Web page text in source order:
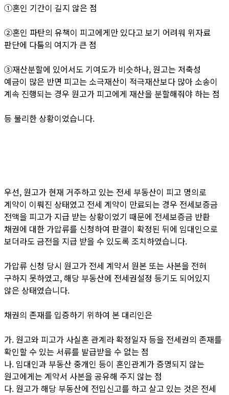
①혼인 기간이 길지 않은 점
②혼인 파탄의 유책이 피고에게만 있다고 보기 어려워 위자료
판단에 다툼의 여지가 큰 점
③재산분할에 있어서도 기여도가 비슷하나, 원고는 저축성
예금이 많은 반면 피고는 소극재산이 적극재산보다 많아 소송이
계속 진행되는 경우 원고가 피고에게 재산을 분할해줘야 하는 점
등 불리한 상황이었습니다.
우선, 원고가 현재 거주하고 있는 전세 부동산이 피고 명의로
계약이 이뤄진 상태였고 전세 계약이 만료되는 경우 전세보증금
전액을 피고가 지급 받는 상황이었기 때문에 전세보증금 반환
채권에 대한 가압류를 신청하여 판결이 확정된 뒤에 임대인으로
보더라도 금전을 지급 받을 수 있도록 조치하였습니다.
가압류 신청 당시 원고가 전세 계약서 원본 또는 사본을 전혀
구하지 못하였고, 해당 부동산에 전세권설정 등기도 되어있지
않은 상태였습니다.​
채권의 존재를 입증하기 위하여 본 대리인은
가. 원고와 피고가 사실혼 관계라 확정일자 등을 전세권의 존재를
확인할 수 있는 서류를 발급받을 수 없는 점
나. 임대인과 부동산 중개인 등이 혼인관계가 증명되지 않는
원고에게는 계약서 사본을 공유해 주지 않는 점
다. 원고가 해당 부동산에 전입신고를 하고 살고 있는 것은 전세